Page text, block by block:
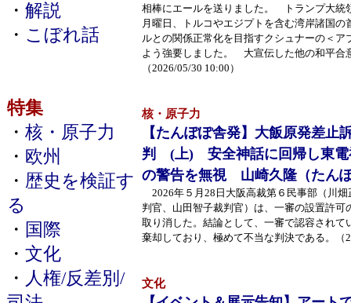
・ 解説
・ こぼれ話
特集
・ 核・原子力
・ 欧州
・ 歴史を検証す
る
・ 国際
・ 文化
・ 人権/反差別/
相棒にエールを送りました。 トランプ大統
月曜日、トルコやエジプトを含む湾岸諸国の
ルとの関係正常化を目指すクシュナーの＜ア
よう強要しました。 大宣伝した他の和平合
（2026/05/30 10:00）
核・原子力
【たんぽぽ舎発】大飯原発差止
判 (上) 安全神話に回帰し東電
の警告を無視 山崎久隆（たん
2026年５月28日大阪高裁第６民事部（川畑
判官、山田智子裁判官）は、一審の設置許可
取り消した。結論として、一審で認容されて
棄却しており、極めて不当な判決である。（
文化